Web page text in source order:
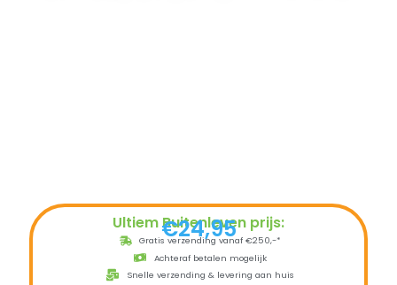
Ultiem Buitenleven prijs:
€24,95
Gratis verzending vanaf €250,-*
Achteraf betalen mogelijk
Snelle verzending & levering aan huis